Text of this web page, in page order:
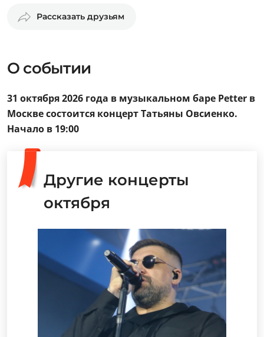
Рассказать друзьям
О событии
31 октября 2026 года в музыкальном баре Petter в
Москве состоится концерт Татьяны Овсиенко.
Начало в 19:00
Другие концерты
октября